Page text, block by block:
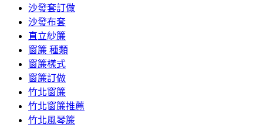
沙發套訂做
沙發布套
直立紗簾
窗簾 種類
窗簾樣式
窗簾訂做
竹北窗簾
竹北窗簾推薦
竹北風琴簾